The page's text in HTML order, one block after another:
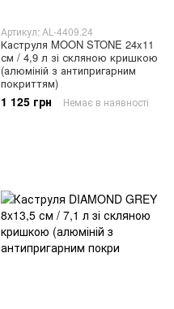
Артикул: AL-4409.24
Каструля MOON STONE 24x11
см / 4,9 л зі скляною кришкою
(алюміній з антипригарним
покриттям)
1 125 грн Немає в наявності